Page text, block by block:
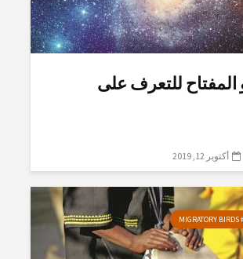
المفتاح للتعرف على
أكتوبر 12, 2019
MIGRATORY BIRDS